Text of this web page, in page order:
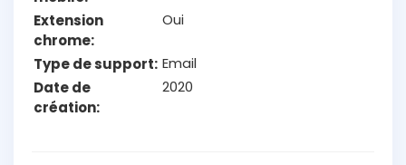
Extension
chrome
Oui
Type de support Email
Date de
création
2020